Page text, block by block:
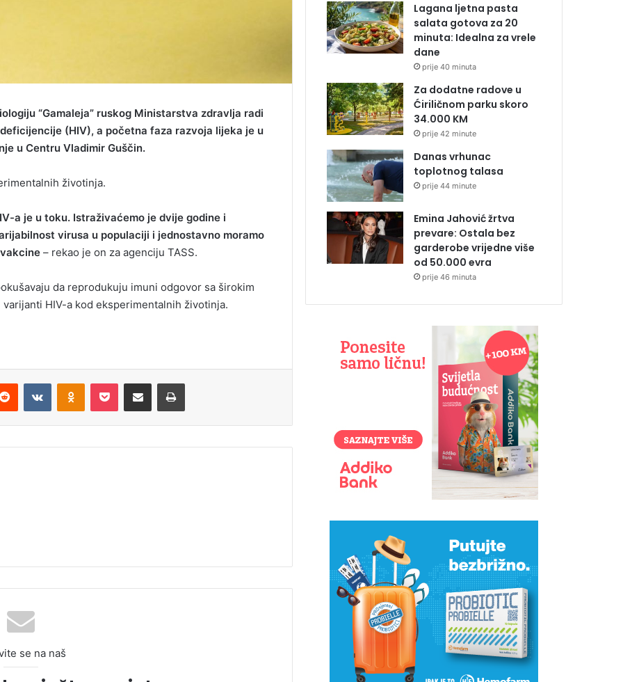
“Gamaleja” ruskog Ministarstva zdravlja radi
(HIV), a početna faza razvoja lijeka je u
u Centru Vladimir Guščin.
životinja.
a je u toku. Istraživaćemo je dvije godine i
virusa u populaciji i jednostavno moramo
– rekao je on za agenciju TASS.
da reprodukuju imuni odgovor sa širokim
HIV-a kod eksperimentalnih životinja.
se na naš
Lagana ljetna pasta
salata gotova za 20
minuta: Idealna za vrele
dane
prije 40 minuta
Za dodatne radove u
Ćiriličnom parku skoro
34.000 KM
prije 42 minute
Danas vrhunac
toplotnog talasa
prije 44 minute
Emina Jahović žrtva
prevare: Ostala bez
garderobe vrijedne više
od 50.000 evra
prije 46 minuta